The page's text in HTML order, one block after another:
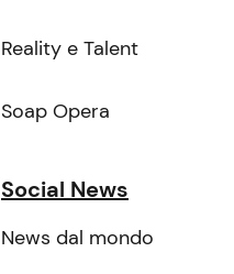
Reality e Talent
Soap Opera
Social News
News dal mondo